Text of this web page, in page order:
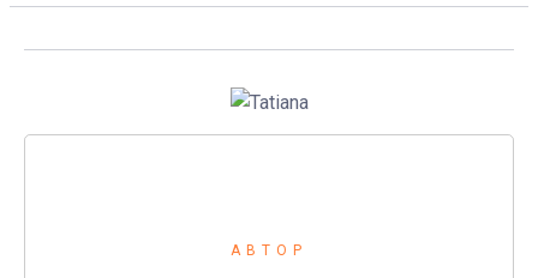
АВТОР